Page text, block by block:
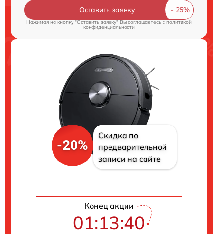
Оставить заявку
Нажимая на кнопку "Оставить заявку" Вы соглашаетесь cполитикой
конфиденциальности
-20%
Скидка по
предварительной
записи на сайте
Конец акции
01:13:40